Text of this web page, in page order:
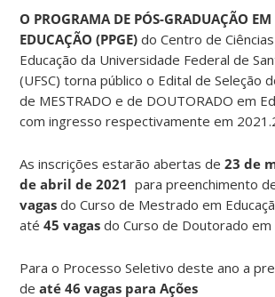
O PROGRAMA DE PÓS-GRADUAÇÃO EM
EDUCAÇÃO (PPGE) do Centro de
Educação da Universidade Federal de
(UFSC) torna público o Edital de Seleção
de MESTRADO e de DOUTORADO em
com ingresso respectivamente em
As inscrições estarão abertas de23 de
de abril de 2021para preenchimento
vagas do Curso de Mestrado em
até45 vagas do Curso de Doutorado em
Para o Processo Seletivo deste ano a
deaté 46 vagas para Ações